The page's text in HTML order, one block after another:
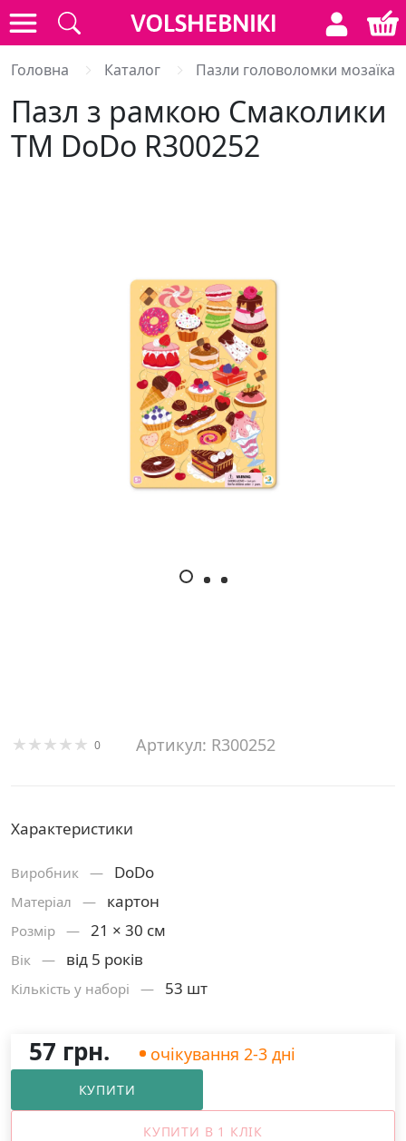
Головна Каталог Пазли головоломки мозаїка
Пазл з рамкою Смаколики
ТМ DoDo R300252
0 Артикул: R300252
Характеристики
Виробник — DoDo
Матерiал — картон
Розмiр — 21 × 30 см
Вік — від 5 років
Кількість у наборі — 53 шт
57 грн. очікування 2-3 дні
КУПИТИ
КУПИТИ В 1 КЛІК